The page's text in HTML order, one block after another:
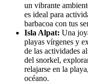
un vibrante
es ideal para
barbacoa con tus
Isla Alpat: Una
playas vírgenes y
de las actividades
del snorkel,
relajarse en la
océano.